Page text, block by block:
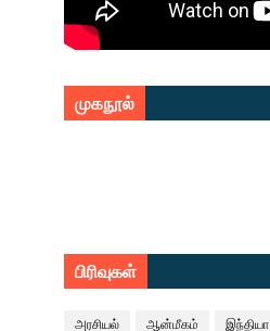
முகநூல்
பிரிவுகள்
அரசியல் ஆன்மீகம் இந்தியா